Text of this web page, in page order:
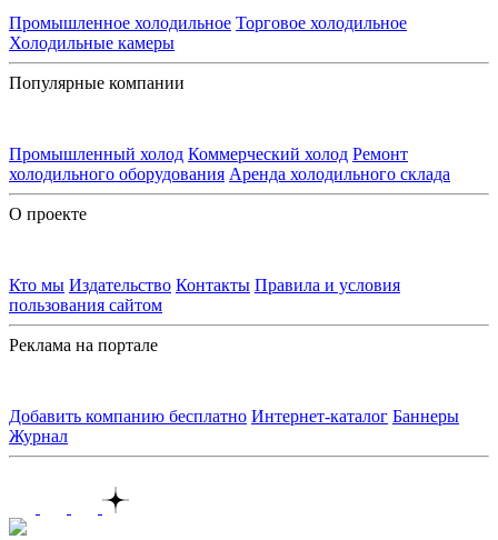
Промышленное холодильное Торговое холодильное
Холодильные камеры
Популярные компании
Промышленный холод Коммерческий холод Ремонт
холодильного оборудования Аренда холодильного склада
О проекте
Кто мы Издательство Контакты Правила и условия
пользования сайтом
Реклама на портале
Добавить компанию бесплатно Интернет-каталог Баннеры
Журнал